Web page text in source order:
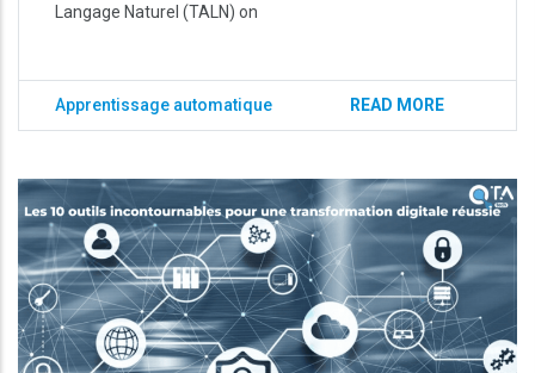
Langage Naturel (TALN) on
Apprentissage automatique READ MORE